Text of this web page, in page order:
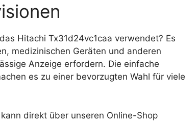
Hitachi Tx31d24vc1caa verwendet? Es
medizinischen Geräten und anderen
Anzeige erfordern. Die einfache
es zu einer bevorzugten Wahl für viele
direkt über unseren Online-Shop